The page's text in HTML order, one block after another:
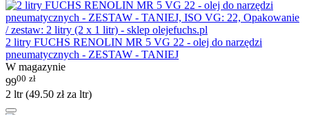
2 litry FUCHS RENOLIN MR 5 VG 22 - olej do narzędzi
pneumatycznych - ZESTAW - TANIEJ
W magazynie
9900 zł
2 ltr (49.50 złza ltr)